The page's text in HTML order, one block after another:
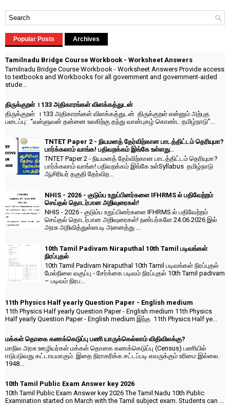
Popular Posts Archives
Tamilnadu Bridge Course Workbook - Worksheet Answers
Tamilnadu Bridge Course Workbook - Worksheet Answers Provide access
to textbooks and Workbooks for all government and government-aided
stude...
திருக்குறள் । 133 அதிகாரங்கள் விளக்கத்துடன்
திருக்குறள் । 133 அதிகாரங்கள் விளக்கத்துடன் திருக்குறள் என்னும் அற்புத
படைப்பு: “வள்ளுவன் தன்னை உலகிற்கு தந்து வான்புகழ் கொண்ட தமிழ்நாடு”...
TNTET Paper 2 - நியமனத் தேர்விற்கான பாடத்திட்டம் தெரியுமா?
பார்க்கலாம் வாங்க! பதிவறக்கம் இங்கே உள்ளது..
TNTET Paper 2 - நியமனத் தேர்விற்கான பாடத்திட்டம் தெரியுமா?
பார்க்கலாம் வாங்க! பதிவறக்கம் இங்கே உள்Syllabus தமிழ்நாடு
ஆசிரியர் தகுதி தேர்விற...
NHIS - 2026 - குடும்ப உறுப்பினர்களை IFHRMS ல் பதிவேற்றம்
செய்தல் தொடர்பான அறிவுரைகள்!
NHIS - 2026 - குடும்ப உறுப்பினர்களை IFHRMS ல் பதிவேற்றம்
செய்தல் தொடர்பான அறிவுரைகள்! நண்பர்களே 24.06.2026 இல்
அரசு அறிவித்துள்ளபடி அனைத்து ...
10th Tamil Padivam Niraputhal 10th Tamil படிவங்கள்
நிரப்புதல்
10th Tamil Padivam Niraputhal 10th Tamil படிவங்கள் நிரப்புதல்
மேல்நிலை வகுப்பு - சேர்க்கை படிவம் நிரப்புதல் 10th Tamil padivam
– படிவம் நிரப...
11th Physics Half yearly Question Paper - English medium
11th Physics Half yearly Question Paper - English medium 11th Physics
Half yearly Question Paper - English medium இந்த 11th Physics Half ye...
மக்கள் தொகை கணக்கெடுப்பு பணி யாருக்கெல்லாம் விதிவிலக்கு?
மாநில அரசு ஊழியர்கள் மக்கள் தொகை கணக்கெடுப்பு (Census) பணியில்
ஈடுபடுவது கட்டாயமாகும். இதை நிராகரிக்க சட்டப்படி எவருக்கும் உரிமை இல்லை.
1948...
10th Tamil Public Exam Answer key 2026
10th Tamil Public Exam Answer key 2026 The Tamil Nadu 10th Public
Examination started on March with the Tamil subject exam. Students can ...